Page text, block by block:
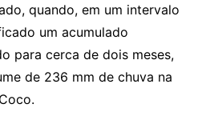
quando, em um intervalo
um acumulado
para cerca de dois meses,
de 236 mm de chuva na